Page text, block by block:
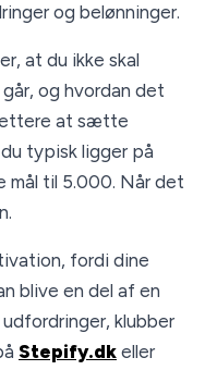
og belønninger.
at du ikke skal
og hvordan det
at sætte
typisk ligger på
til 5.000. Når det
fordi dine
blive en del af en
klubber
Stepify.dk eller